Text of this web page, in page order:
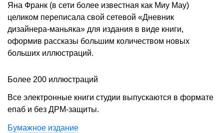
Яна Франк (в сети более известная как Миу Мау)
целиком переписала свой сетевой «Дневник
дизайнера-маньяка» для издания в виде книги,
оформив рассказы большим количеством новых
больших иллюстраций.
Более 200 иллюстраций
Все электронные книги студии выпускаются в формате
епаб и без ДРМ-защиты.
Бумажное издание